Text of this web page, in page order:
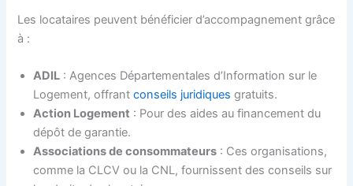
Les locataires peuvent bénéficier d’accompagnement grâce
à :
ADIL : Agences Départementales d’Information sur le
Logement, offrantconseils juridiques gratuits.
Action Logement : Pour des aides au financement du
dépôt de garantie.
Associations de consommateurs : Ces organisations,
comme la CLCV ou la CNL, fournissent des conseils sur